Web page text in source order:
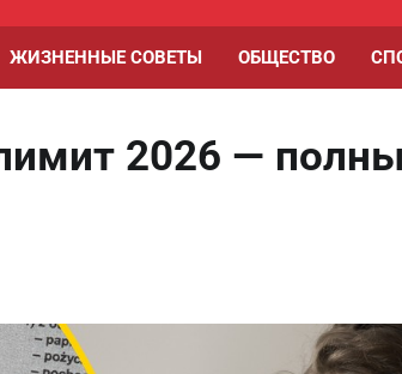
ЖИЗНЕННЫЕ СОВЕТЫ ОБЩЕСТВО
2026 —